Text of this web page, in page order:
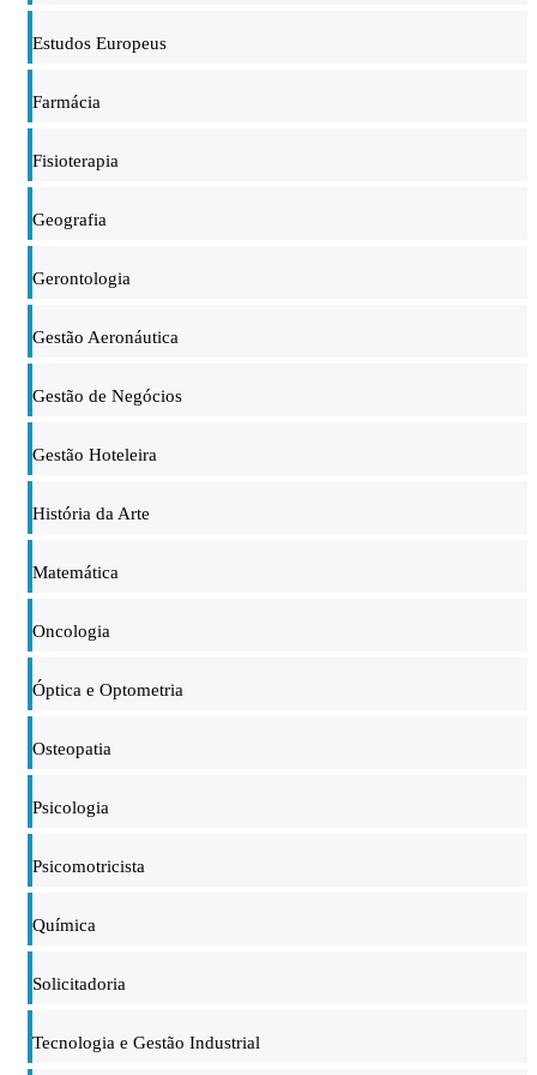
Estudos Europeus
Farmácia
Fisioterapia
Geografia
Gerontologia
Gestão Aeronáutica
Gestão de Negócios
Gestão Hoteleira
História da Arte
Matemática
Oncologia
Óptica e Optometria
Osteopatia
Psicologia
Psicomotricista
Química
Solicitadoria
Tecnologia e Gestão Industrial